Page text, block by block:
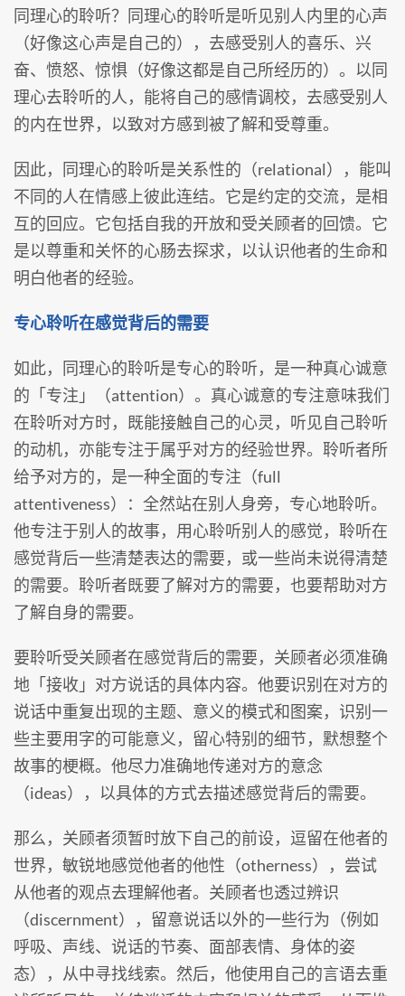
同理心的聆听？同理心的聆听是听见别人内里的心声
（好像这心声是自己的），去感受别人的喜乐、兴
奋、愤怒、惊惧（好像这都是自己所经历的）。以同
理心去聆听的人，能将自己的感情调校，去感受别人
的内在世界，以致对方感到被了解和受尊重。
因此，同理心的聆听是关系性的（relational），能叫
不同的人在情感上彼此连结。它是约定的交流，是相
互的回应。它包括自我的开放和受关顾者的回馈。它
是以尊重和关怀的心肠去探求，以认识他者的生命和
明白他者的经验。
专心聆听在感觉背后的需要
如此，同理心的聆听是专心的聆听，是一种真心诚意
的「专注」（attention）。真心诚意的专注意味我们
在聆听对方时，既能接触自己的心灵，听见自己聆听
的动机，亦能专注于属乎对方的经验世界。聆听者所
给予对方的，是一种全面的专注（full
attentiveness）：全然站在别人身旁，专心地聆听。
他专注于别人的故事，用心聆听别人的感觉，聆听在
感觉背后一些清楚表达的需要，或一些尚未说得清楚
的需要。聆听者既要了解对方的需要，也要帮助对方
了解自身的需要。
要聆听受关顾者在感觉背后的需要，关顾者必须准确
地「接收」对方说话的具体内容。他要识别在对方的
说话中重复出现的主题、意义的模式和图案，识别一
些主要用字的可能意义，留心特别的细节，默想整个
故事的梗概。他尽力准确地传递对方的意念
（ideas），以具体的方式去描述感觉背后的需要。
那么，关顾者须暂时放下自己的前设，逗留在他者的
世界，敏锐地感觉他者的他性（otherness），尝试
从他者的观点去理解他者。关顾者也透过辨识
（discernment），留意说话以外的一些行为（例如
呼吸、声线、说话的节奏、面部表情、身体的姿
态），从中寻找线索。然后，他使用自己的言语去重